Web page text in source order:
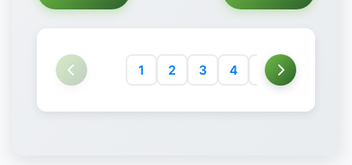
1 2 3 4 5 6